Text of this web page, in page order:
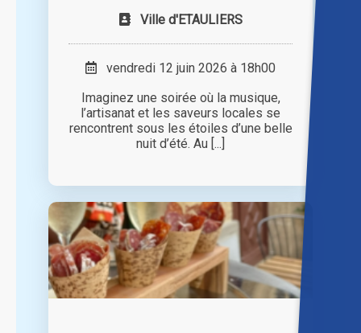
Ville d'ETAULIERS
vendredi 12 juin 2026 à 18h00
Imaginez une soirée où la musique,
l’artisanat et les saveurs locales se
rencontrent sous les étoiles d’une belle
nuit d’été. Au [...]